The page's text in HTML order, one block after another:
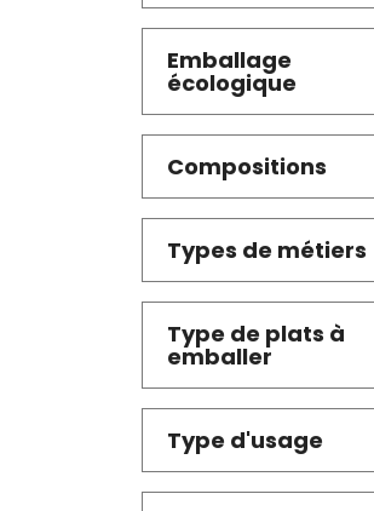
Emballage
écologique
Compositions
Types de métiers
Type de plats à
emballer
Type d'usage